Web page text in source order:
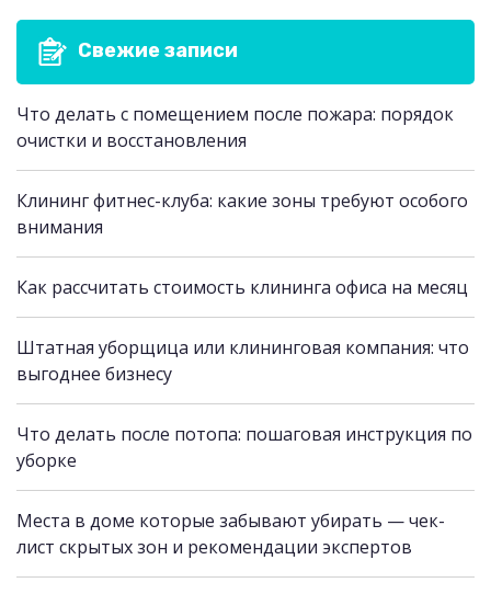
Свежие записи
Что делать с помещением после пожара: порядок
очистки и восстановления
Клининг фитнес-клуба: какие зоны требуют особого
внимания
Как рассчитать стоимость клининга офиса на месяц
Штатная уборщица или клининговая компания: что
выгоднее бизнесу
Что делать после потопа: пошаговая инструкция по
уборке
Места в доме которые забывают убирать — чек-
лист скрытых зон и рекомендации экспертов